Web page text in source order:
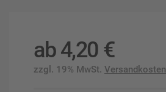
ab4,20 €
zzgl. 19% MwSt. Versandkosten